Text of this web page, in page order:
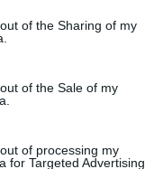
of the Sharing of my
of the Sale of my
of processing my
for Targeted Advertising.